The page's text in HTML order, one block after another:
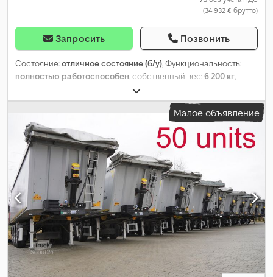
(34 932 € брутто)
Запросить Позвонить
Состояние:отличное состояние (б/у), Функциональность:
полностью работоспособен, собственный вес:6 200 кг,
максимальная грузоподъёмность:
36 000 кг, конфигурация осей:3 оси, длина грузового отсека:
, ширина пространства для загрузки:2 500 мм,
высота грузового отсека:
, объем грузового
пространства:38 м³, подвеска: воздух, цвет:серый
, Год
выпуска:2024, Оборудование: ABS
, Wielton NW-3 / масса 6,2 т /
объём 38 м³ / электропривод крыши / тефлоновое покрытие /
30 шт. 2024 г. Технические характеристики Полная масса
36000 кг Масса 6200 кг Djdpfx Aszmv R Aepbjwa
Грузоподъёмность 29800 кг Объём 38 м³ Алюминиевый кузов
с внутренними размерами: Длина 8,0 м Ширина 2,5 м Высота
1,9 м Электропривод складывания тента с дистанционным
управлением (стоимость около 5000 евро) Тефлоновые
вставки Quick Silver на днище и боковинах кузова (стоимость
6000 евро) ABS Дисковые тормоза Алюминиевые оси Оси
Малое объявление